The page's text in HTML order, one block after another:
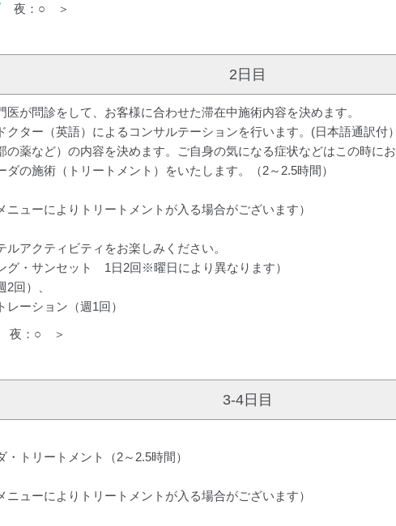
夜：○ ＞
2日目
医が問診をして、お客様に合わせた滞在中施術内容を決めます。
クター（英語）によるコンサルテーションを行います。(日本語通訳付
の薬など）の内容を決めます。ご自身の気になる症状などはこの時にお
の施術（トリートメント）をいたします。（2～2.5時間）
ューによりトリートメントが入る場合がございます）
アクティビティをお楽しみください。
グ・サンセット 1日2回※曜日により異なります）
2回）、
レーション（週1回）
夜：○ ＞
3-4日目
トリートメント（2～2.5時間）
ューによりトリートメントが入る場合がございます）